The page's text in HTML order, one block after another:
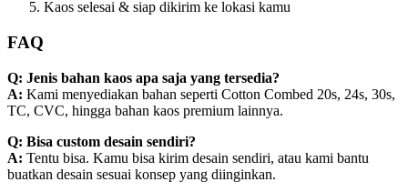
Kaos selesai & siap dikirim ke lokasi kamu
FAQ
Q: Jenis bahan kaos apa saja yang tersedia?
A: Kami menyediakan bahan seperti Cotton Combed 20s, 24s, 30s,
TC, CVC, hingga bahan kaos premium lainnya.
Q: Bisa custom desain sendiri?
A: Tentu bisa. Kamu bisa kirim desain sendiri, atau kami bantu
buatkan desain sesuai konsep yang diinginkan.